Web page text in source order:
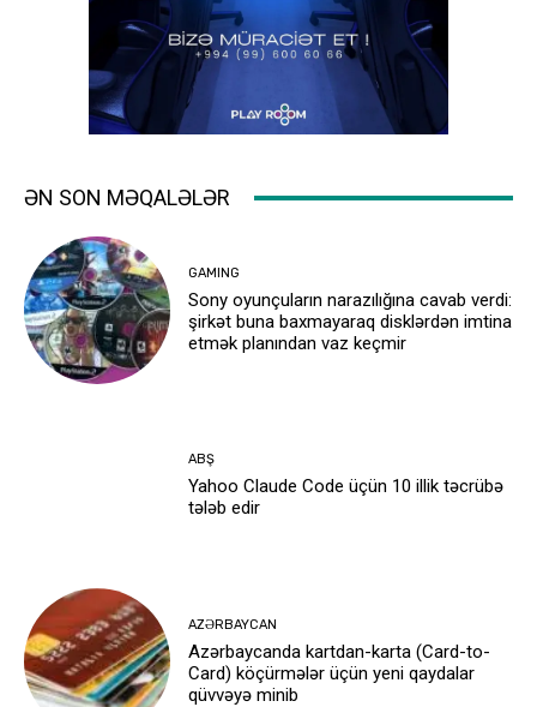
ƏN SON MƏQALƏLƏR
GAMING
Sony oyunçuların narazılığına cavab verdi:
şirkət buna baxmayaraq disklərdən imtina
etmək planından vaz keçmir
ABŞ
Yahoo Claude Code üçün 10 illik təcrübə
tələb edir
AZƏRBAYCAN
Azərbaycanda kartdan-karta (Card-to-
Card) köçürmələr üçün yeni qaydalar
qüvvəyə minib